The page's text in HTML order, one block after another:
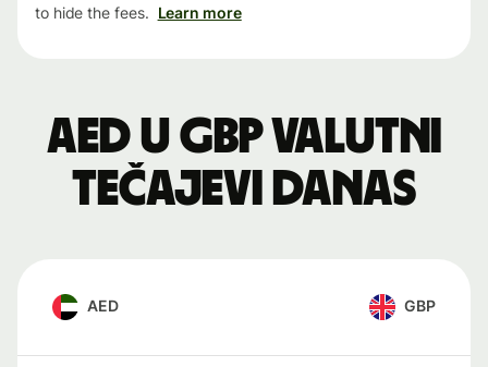
to hide the fees. Learn more
AED u GBP valutni
tečajevi danas
AED GBP